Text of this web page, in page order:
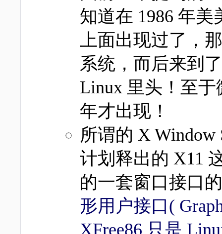
知道在 1986 年
上面出现过了，
系统，而后来到
Linux 里头！至于
年才出现！
所谓的 X Window
计划释出的 X11
的一套窗口接口
形用户接口(
XFree86 只是